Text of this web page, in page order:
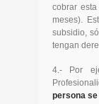
cobrar
meses).
subsidio,
tengan
4.- Por
persona